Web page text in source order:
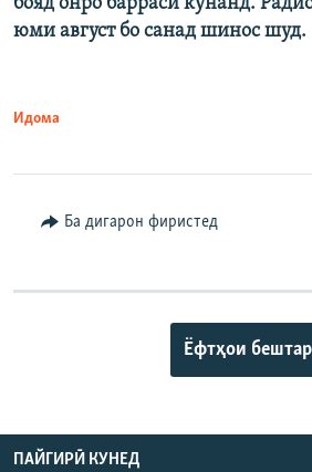
юми август бо санад шинос шуд.
Идома
Ба дигарон фиристед
Ёфтҳои бештар
ПАЙГИРӢ КУНЕД